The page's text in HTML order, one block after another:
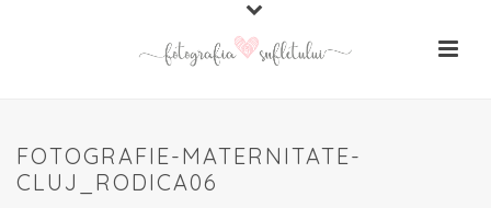
FOTOGRAFIE-MATERNITATE-
CLUJ_RODICA06